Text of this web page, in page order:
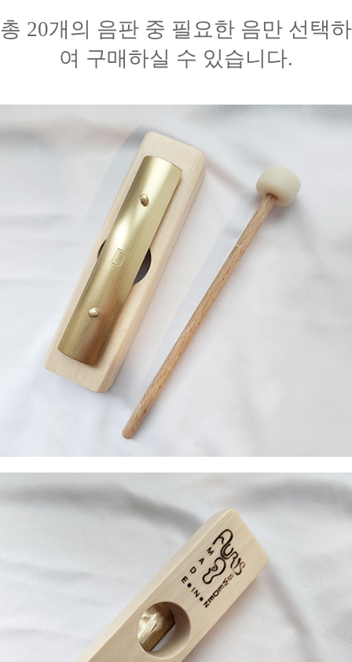
총 20개의 음판 중 필요한 음만 선택하
여 구매하실 수 있습니다.